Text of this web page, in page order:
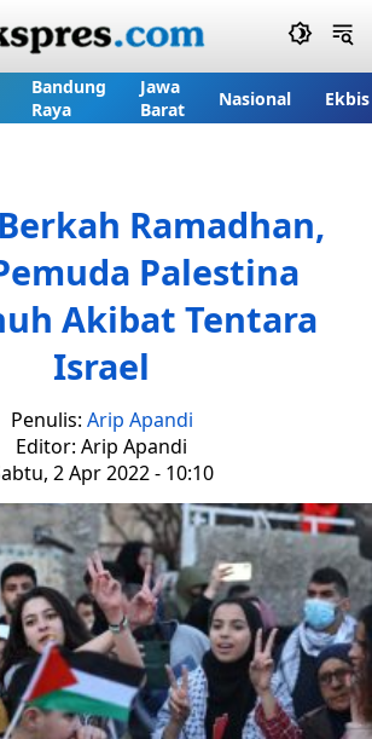
Bandung
Raya
Jawa
Barat
Nasional Ekbis
Ramadhan,
Palestina
Akibat Tentara
Israel
Penulis: Arip Apandi
Editor: Arip Apandi
2 Apr 2022 - 10:10